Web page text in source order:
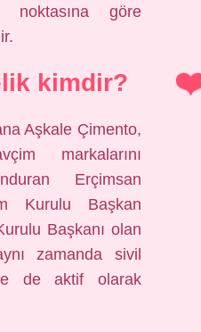
göre
kimdir?
Aşkale Çimento,
markalarını
Erçimsan
Kurulu Başkan
Başkanı olan
zamanda sivil
de aktif olarak